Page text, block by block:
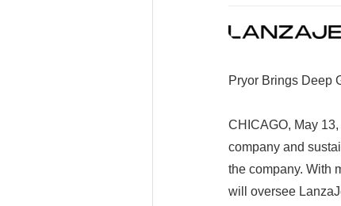
Pryor Brings Deep
CHICAGO, May
company and
the company. With
will oversee